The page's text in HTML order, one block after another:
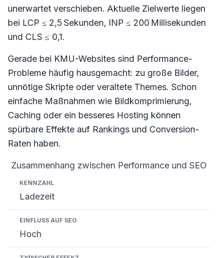
unerwartet verschieben. Aktuelle Zielwerte liegen
bei LCP ≤ 2,5 Sekunden, INP ≤ 200 Millisekunden
und CLS ≤ 0,1.
Gerade bei KMU-Websites sind Performance-
Probleme häufig hausgemacht: zu große Bilder,
unnötige Skripte oder veraltete Themes. Schon
einfache Maßnahmen wie Bildkomprimierung,
Caching oder ein besseres Hosting können
spürbare Effekte auf Rankings und Conversion-
Raten haben.
Zusammenhang zwischen Performance und SEO
KennzahlEinfluss auf SEO
Ladezeit
Hoch